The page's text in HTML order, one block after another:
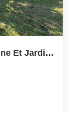
Maison De Plain-Pied Avec Piscine Et Jardin À...